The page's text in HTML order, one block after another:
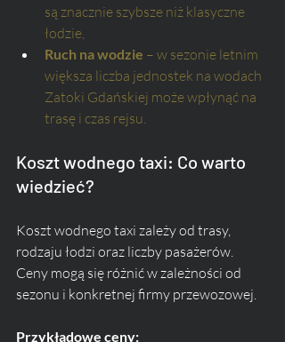
są znacznie szybsze niż klasyczne
łodzie,
Ruch na wodzie – w sezonie letnim
większa liczba jednostek na wodach
Zatoki Gdańskiej może wpłynąć na
trasę i czas rejsu.
Koszt wodnego taxi: Co warto
wiedzieć?
Koszt wodnego taxi zależy od trasy,
rodzaju łodzi oraz liczby pasażerów.
Ceny mogą się różnić w zależności od
sezonu i konkretnej firmy przewozowej.
Przykładowe ceny: